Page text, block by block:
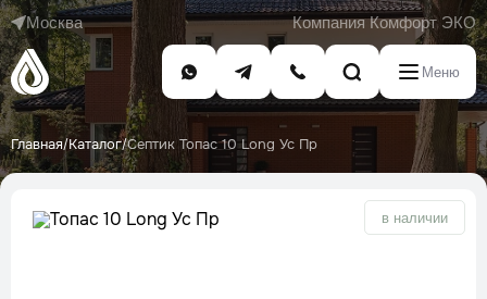
Москва Компания Комфорт ЭКО
Меню
Главная/Каталог/Септик Топас 10 Long Ус Пр
в наличии